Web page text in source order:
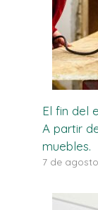
El fin del
A partir
muebles.
7 de